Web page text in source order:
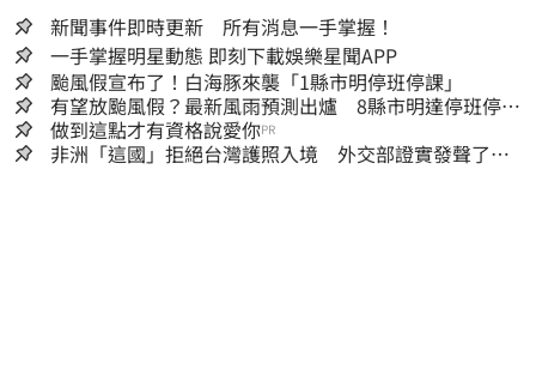
新聞事件即時更新 所有消息一手掌握！
一手掌握明星動態 即刻下載娛樂星聞APP
颱風假宣布了！白海豚來襲「1縣市明停班停課」
有望放颱風假？最新風雨預測出爐 8縣市明達停班停課
標準
做到這點才有資格說愛你PR
非洲「這國」拒絕台灣護照入境 外交部證實發聲了：